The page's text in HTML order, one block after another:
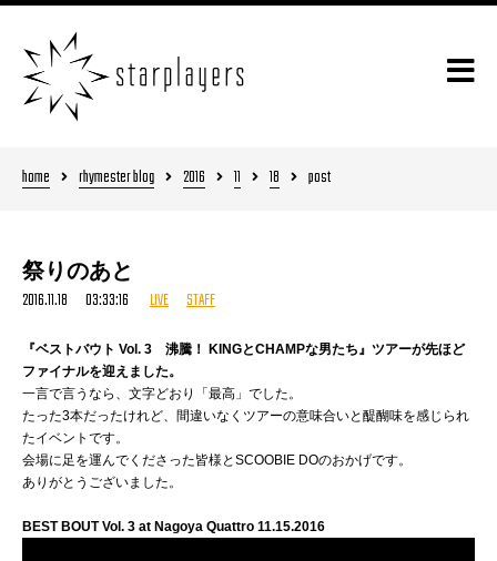
home rhymester blog 2016 11 18 post
祭りのあと
2016.11.18 03:33:16 LIVE STAFF
『ベストバウト Vol. 3 沸騰！ KINGとCHAMPな男たち』ツアーが先ほど
ファイナルを迎えました。
一言で言うなら、文字どおり「最高」でした。
たった3本だったけれど、間違いなくツアーの意味合いと醍醐味を感じられ
たイベントです。
会場に足を運んでくださった皆様とSCOOBIE DOのおかげです。
ありがとうございました。
BEST BOUT Vol. 3 at Nagoya Quattro 11.15.2016